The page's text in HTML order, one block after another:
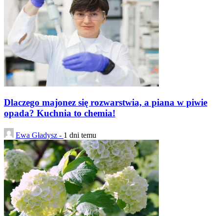
Dlaczego majonez się rozwarstwia, a piana w piwie
opada? Kuchnia to chemia!
Ewa Gładysz - 1 dni temu